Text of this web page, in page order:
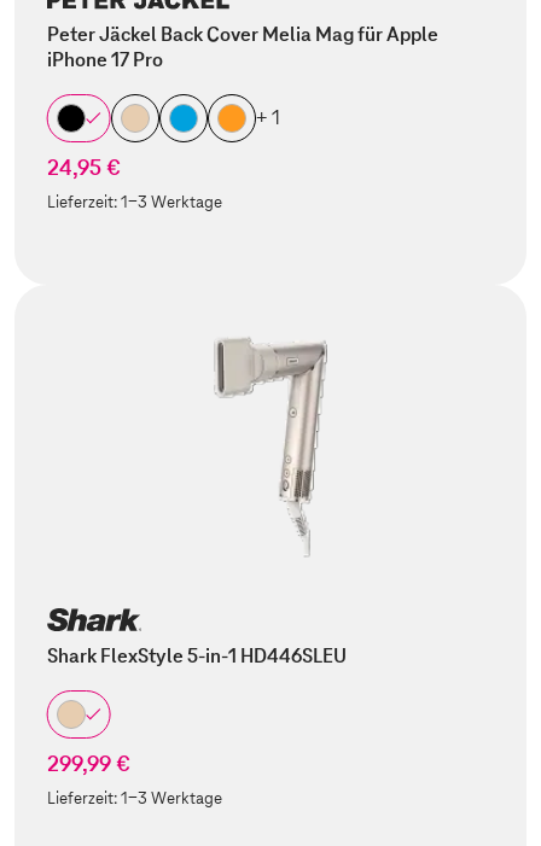
Peter Jäckel Back Cover Melia Mag für Apple
iPhone 17 Pro
+ 1
24,95 €
Lieferzeit:1-3 Werktage
Shark FlexStyle 5-in-1 HD446SLEU
299,99 €
Lieferzeit:1-3 Werktage